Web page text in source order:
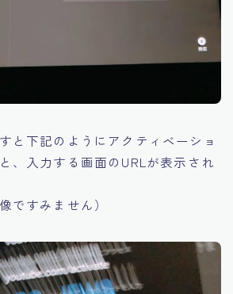
と下記のようにアクティベーショ
、入力する画面のURLが表示され
ですみません）